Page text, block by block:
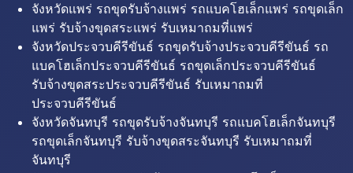
จังหวัดแพร่ รถขุดรับจ้างแพร่ รถแบคโฮเล็กแพร่ รถขุดเล็ก
แพร่ รับจ้างขุดสระแพร่ รับเหมาถมที่แพร่
จังหวัดประจวบคีรีขันธ์ รถขุดรับจ้างประจวบคีรีขันธ์ รถ
แบคโฮเล็กประจวบคีรีขันธ์ รถขุดเล็กประจวบคีรีขันธ์
รับจ้างขุดสระประจวบคีรีขันธ์ รับเหมาถมที่
ประจวบคีรีขันธ์
จังหวัดจันทบุรี รถขุดรับจ้างจันทบุรี รถแบคโฮเล็กจันทบุรี
รถขุดเล็กจันทบุรี รับจ้างขุดสระจันทบุรี รับเหมาถมที่
จันทบุรี